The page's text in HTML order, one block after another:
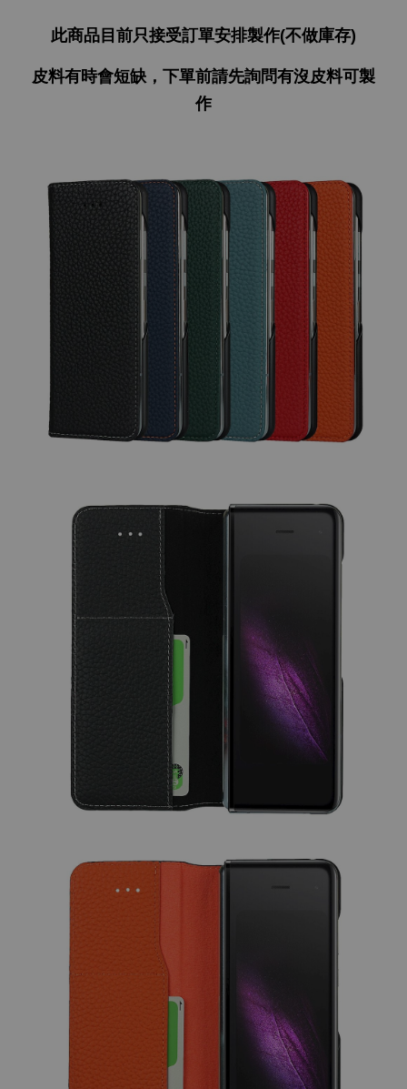
此商品目前只接受訂單安排製作(不做庫存)
皮料有時會短缺，下單前請先詢問有沒皮料可製
作